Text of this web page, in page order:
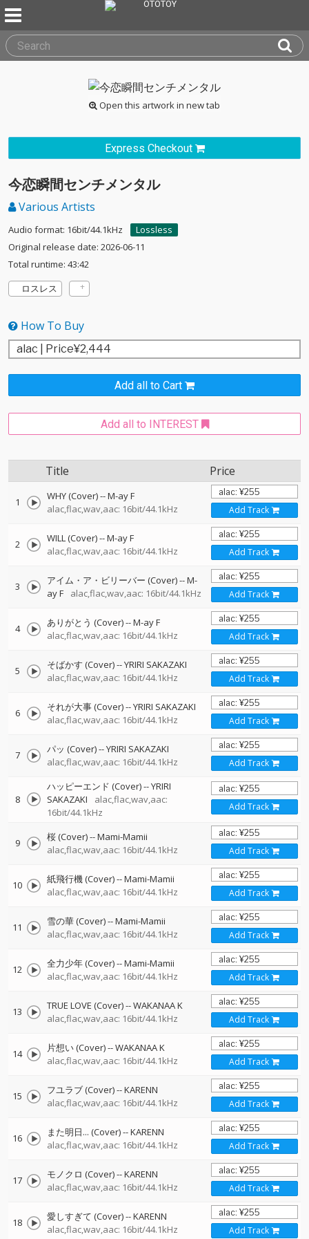
Open this artwork in new tab
Express Checkout
今恋瞬間センチメンタル
Various Artists
Audio format: 16bit/44.1kHz
Lossless
Original release date: 2026-06-11
Total runtime: 43:42
ロスレス
How To Buy
Add all to Cart
Add all to INTEREST
Title Price
1 WHY (Cover)--M-ay F
alac,flac,wav,aac: 16bit/44.1kHz
Add Track
2 WILL (Cover)--M-ay F
alac,flac,wav,aac: 16bit/44.1kHz
Add Track
3 アイム・ア・ビリーバー (Cover)--M-
ay F
alac,flac,wav,aac: 16bit/44.1kHz Add Track
4 ありがとう (Cover)--M-ay F
alac,flac,wav,aac: 16bit/44.1kHz
Add Track
5 そばかす (Cover)--YRIRI SAKAZAKI
alac,flac,wav,aac: 16bit/44.1kHz
Add Track
6 それが大事 (Cover)--YRIRI SAKAZAKI
alac,flac,wav,aac: 16bit/44.1kHz
Add Track
7 パッ (Cover)--YRIRI SAKAZAKI
alac,flac,wav,aac: 16bit/44.1kHz
Add Track
8
ハッピーエンド (Cover)--YRIRI
SAKAZAKI
alac,flac,wav,aac:
16bit/44.1kHz
Add Track
9 桜 (Cover)--Mami-Mamii
alac,flac,wav,aac: 16bit/44.1kHz
Add Track
10 紙飛行機 (Cover)--Mami-Mamii
alac,flac,wav,aac: 16bit/44.1kHz
Add Track
11 雪の華 (Cover)--Mami-Mamii
alac,flac,wav,aac: 16bit/44.1kHz
Add Track
12 全力少年 (Cover)--Mami-Mamii
alac,flac,wav,aac: 16bit/44.1kHz
Add Track
13 TRUE LOVE (Cover)--WAKANAA K
alac,flac,wav,aac: 16bit/44.1kHz
Add Track
14 片想い (Cover)--WAKANAA K
alac,flac,wav,aac: 16bit/44.1kHz
Add Track
15 フユラブ (Cover)--KARENN
alac,flac,wav,aac: 16bit/44.1kHz
Add Track
16 また明日... (Cover)--KARENN
alac,flac,wav,aac: 16bit/44.1kHz
Add Track
17 モノクロ (Cover)--KARENN
alac,flac,wav,aac: 16bit/44.1kHz
Add Track
18 愛しすぎて (Cover)--KARENN
alac,flac,wav,aac: 16bit/44.1kHz
Add Track